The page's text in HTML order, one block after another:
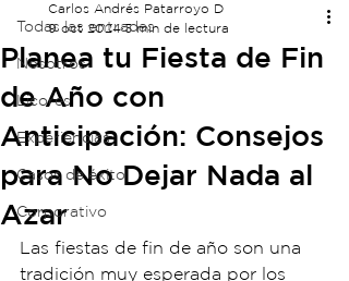
Todas las entradas
Nosotros
Licores
Experiencias
Casos de éxito
Corporativo
Planea tu Fiesta de Fin
de Año con
Anticipación: Consejos
para No Dejar Nada al
Azar
Carlos Andrés Patarroyo D
9 oct 2024 3 min de lectura
Las fiestas de fin de año son una
tradición muy esperada por los